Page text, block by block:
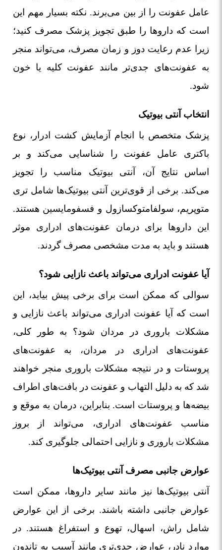
عامل عفونت را از بین می‌برند. نکته بسیار مهم این
است که داروها را طبق تجویز پزشک مصرف کنید؛
زیرا عدم رعایت دوز و زمان مصرف، می‌تواند منجر
به عفونت‌های جدی‌تر مانند عفونت کلیه یا خون
شود.
انتخاب آنتی بیوتیک
پزشک متخصص با انجام آزمایش کشت ادرار، نوع
باکتری عامل عفونت را شناسایی می‌کند و بر
اساس نتایج آن، آنتی بیوتیک مناسب را تجویز
می‌کند. برخی از قوی‌ترین آنتی بیوتیک‌ها شامل تری
متوپریم، سولفامتوکسازول و فسفومایسین هستند.
این داروها برای درمان عفونت‌های ادراری موثر
هستند و باید به مدت مشخصی مصرف گردند.
آیا عفونت ادراری می‌تواند باعث نازایی شود؟
سوالی که ممکن است برای برخی پیش بیاید، این
است که آیا عفونت ادراری می‌تواند باعث نازایی و
مشکلات باروری در مردان شود؟ به طور کلی،
عفونت‌های ادراری در مردان، به عفونت‌های
پروستات و در نتیجه مشکلات باروری منجر خواهند
شد که به دلیل التهاب و عفونت در بافت‌های اطراف
بیضه‌ها و پروستات است. بنابراین، درمان به موقع و
مناسب عفونت‌های ادراری، می‌تواند از بروز
مشکلات باروری و نازایی احتمالی جلوگیری کند.
عوارض جانبی مصرف آنتی بیوتیک‌ها
آنتی بیوتیک‌ها نیز مانند سایر داروها، ممکن است
عوارض جانبی داشته باشند. برخی از این عوارض
شامل راش، اسهال، تهوع و استفراغ هستند. در
موارد نادر، عوارض جدی‌تری مانند آسیب به تاندون